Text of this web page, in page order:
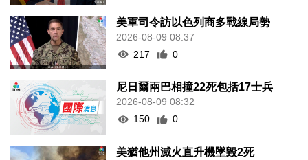
美軍司令訪以色列商多戰線局勢
2026-08-09 08:37
217
0
尼日爾兩巴相撞22死包括17士兵
2026-08-09 08:32
150
0
美猶他州滅火直升機墜毀2死